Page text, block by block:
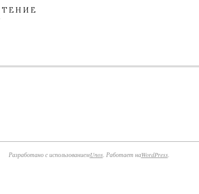
Разработано с использованиемUnos. Работает наWordPress.